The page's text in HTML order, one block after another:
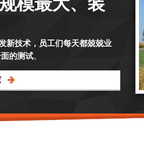
新技术，员工们每天都兢兢业
的测试。